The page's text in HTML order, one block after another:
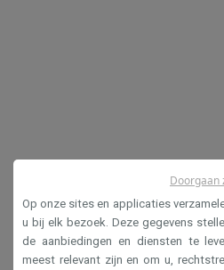
Op onze sites en applicaties
u bij elk bezoek. Deze gegevens
de aanbiedingen en diensten te
meest relevant zijn en om u,
Doorgaan